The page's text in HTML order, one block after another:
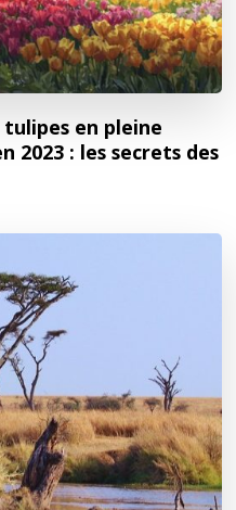
en pleine
2023 : les secrets des